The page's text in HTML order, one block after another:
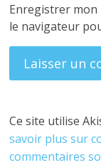
Enregistrer mon
le navigateur
Ce site utilise
savoir plus sur
commentaires